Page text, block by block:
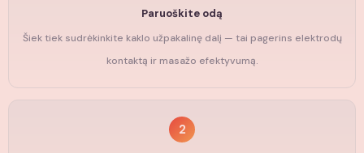
Paruoškite odą
Šiek tiek sudrėkinkite kaklo užpakalinę dalį — tai pagerins elektrodų
kontaktą ir masažo efektyvumą.
2